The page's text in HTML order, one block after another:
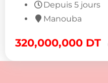
320,000,000